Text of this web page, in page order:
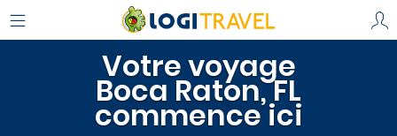
Votre voyage
Boca Raton, FL
commence ici